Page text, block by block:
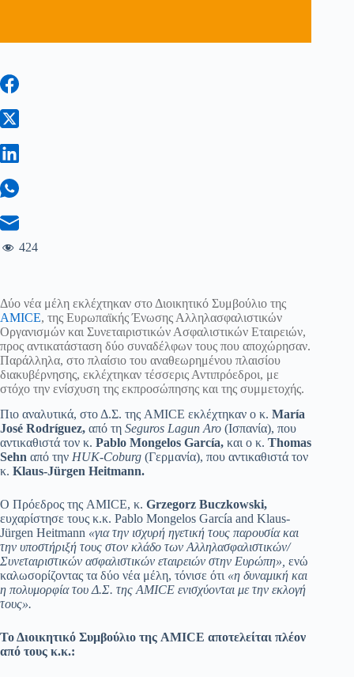
424
Δύο νέα μέλη εκλέχτηκαν στο Διοικητικό Συμβούλιο της
AMICE, της Ευρωπαϊκής Ένωσης Αλληλασφαλιστικών
Οργανισμών και Συνεταιριστικών Ασφαλιστικών Εταιρειών,
προς αντικατάσταση δύο συναδέλφων τους που αποχώρησαν.
Παράλληλα, στο πλαίσιο του αναθεωρημένου πλαισίου
διακυβέρνησης, εκλέχτηκαν τέσσερις Αντιπρόεδροι, με
στόχο την ενίσχυση της εκπροσώπησης και της συμμετοχής.
Πιο αναλυτικά, στο Δ.Σ. της AMICE εκλέχτηκαν ο κ. María
José Rodríguez, από τη Seguros Lagun Aro (Ισπανία), που
αντικαθιστά τον κ. Pablo Mongelos García, και ο κ. Thomas
Sehn από την HUK-Coburg (Γερμανία), που αντικαθιστά τον
κ. Klaus-Jürgen Heitmann.
Ο Πρόεδρος της AMICE, κ. Grzegorz Buczkowski,
ευχαρίστησε τους κ.κ. Pablo Mongelos García and Klaus-
Jürgen Heitmann «για την ισχυρή ηγετική τους παρουσία και
την υποστήριξή τους στον κλάδο των Αλληλασφαλιστικών/
Συνεταιριστικών ασφαλιστικών εταιρειών στην Ευρώπη», ενώ
καλωσορίζοντας τα δύο νέα μέλη, τόνισε ότι «η δυναμική και
η πολυμορφία του Δ.Σ. της AMICE ενισχύονται με την εκλογή
τους».
Το Διοικητικό Συμβούλιο της AMICE αποτελείται πλέον
από τους κ.κ.: